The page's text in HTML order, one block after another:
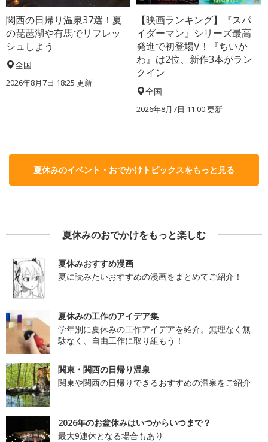
関西の日帰り温泉37選！夏
の琵琶湖や有馬でリフレッ
シュしよう
全国
2026年8月7日 18:25 更新
【映画ランキング】『スパ
イダーマン』シリーズ最高
発進で初登場V！『ちいか
わ』は2位、新作3本がラン
クイン
全国
2026年8月7日 11:00更新
夏休みのイベント・おでかけトピックスをもっと見る
夏休みのおでかけをもっと楽しむ
夏休みおすすめ漫画
夏に読みたいおすすめの漫画をまとめてご紹介！
夏休みの工作のアイデア集
学年別に夏休みの工作アイデアを紹介。無理なく無
駄なく、自由工作に取り組もう！
関東・関西の日帰り温泉
関東や関西の日帰りできるおすすめの温泉をご紹介
2026年のお盆休みはいつからいつまで？
最大9連休となる場合もあり